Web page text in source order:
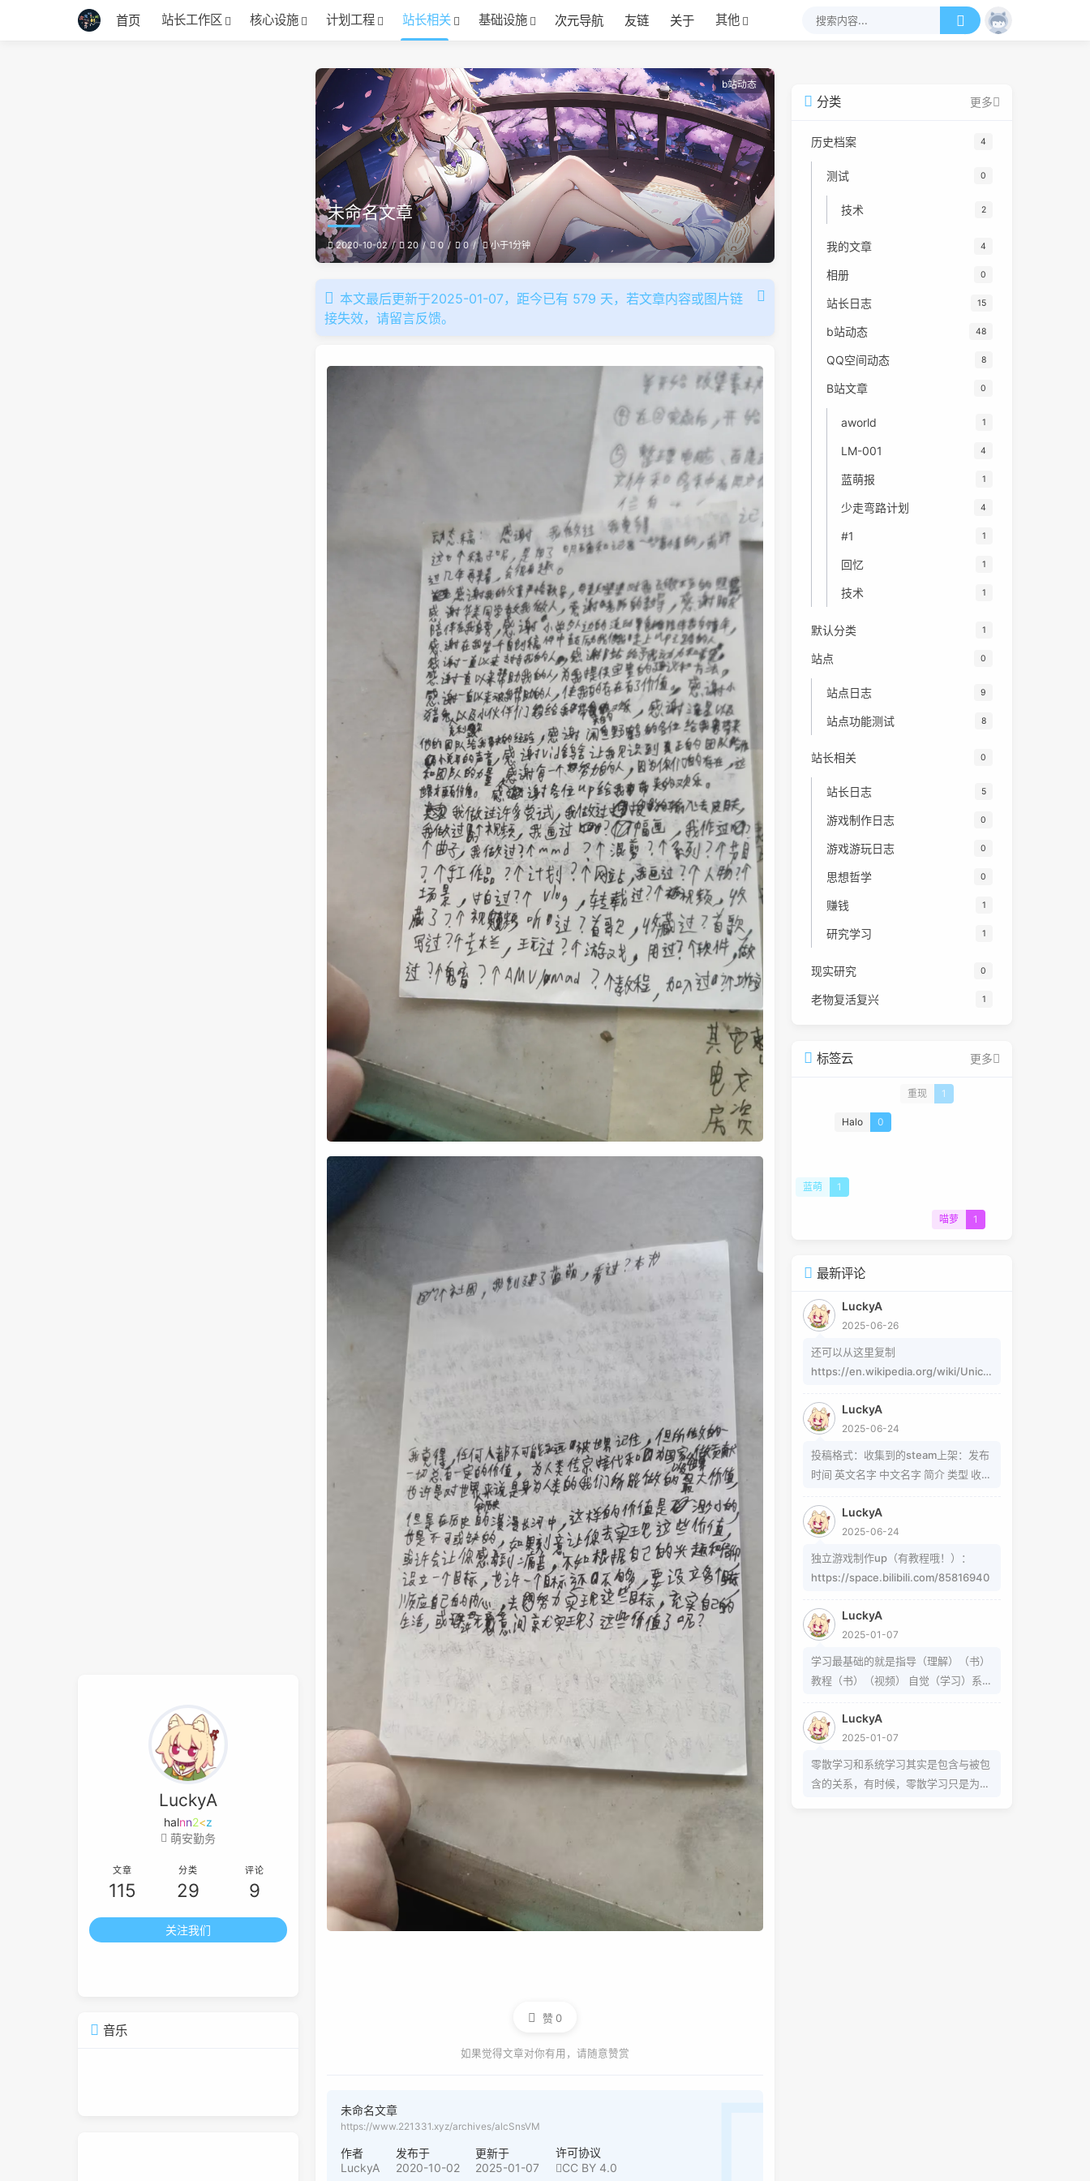
首页 站长工作区 核心设施 计划工程 站长相关 基础设施 次元导航 友链 关于 其他
b站动态
未命名文章
2020-10-02 20 0 0 小于1分钟
本文最后更新于2025-01-07，距今已有 579 天，若文章内容或图片链
接失效，请留言反馈。
赞0
如果觉得文章对你有用，请随意赞赏
未命名文章
https://www.221331.xyz/archives/alcSnsVM
作者
LuckyA
发布于
2020-10-02
更新于
2025-01-07
许可协议
CC BY 4.0
LuckyA
hallo worlE
萌安勤务
文章
115
分类
29
评论
9
关注我们
音乐
分类 更多
历史档案 4
测试 0
技术 2
我的文章 4
相册 0
站长日志 15
b站动态 48
QQ空间动态 8
B站文章 0
aworld 1
LM-001 4
蓝萌报 1
少走弯路计划 4
#1 1
回忆 1
技术 1
默认分类 1
站点 0
站点日志 9
站点功能测试 8
站长相关 0
站长日志 5
游戏制作日志 0
游戏游玩日志 0
思想哲学 0
赚钱 1
研究学习 1
现实研究 0
老物复活复兴 1
标签云 更多
Halo 0
喵萝 1
重现 1
蓝萌 1
最新评论
LuckyA
2025-06-26
还可以从这里复制
https://en.wikipedia.org/wiki/Unico
个其实是字符，不懂编码的人，可以用
这个网站生成
https://www.jiuwa.net/xzm/ 相关问
题可以在这里找到
4913586/answer/809280189
https://www.zhihu.com/question/3
Cambria Math和Helvetica字体弄出来
的 但经过试验发现并不是这样搞出来
怎么打的就不需要我教了 上标:sup 下
标:sub 上标:上标文字 下标:下标文字
当然网页中就需要代码了
LuckyA
2025-06-24
投稿格式：收集到的steam上架：发布
时间 英文名字 中文名字 简介 类型 收集
类型 作者 b站地址（空间） 宣传视频
地址
LuckyA
2025-06-24
独立游戏制作up（有教程哦！）：
https://space.bilibili.com/85816940
LuckyA
2025-01-07
学习最基础的就是指导（理解）（书）
教程（书）（视频） 自觉（学习）系统
外得到方法的一条途径
LuckyA
2025-01-07
零散学习和系统学习其实是包含与被包
含的关系，有时候，零散学习只是为了